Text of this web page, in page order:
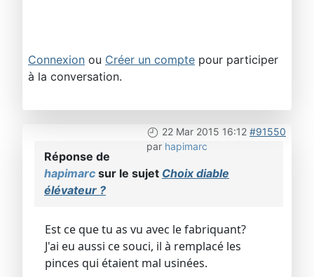
Connexion ou Créer un compte pour participer
à la conversation.
22 Mar 2015 16:12 #91550
par hapimarc
Réponse de
hapimarc sur le sujet Choix diable
élévateur ?
Est ce que tu as vu avec le fabriquant?
J'ai eu aussi ce souci, il à remplacé les
pinces qui étaient mal usinées.